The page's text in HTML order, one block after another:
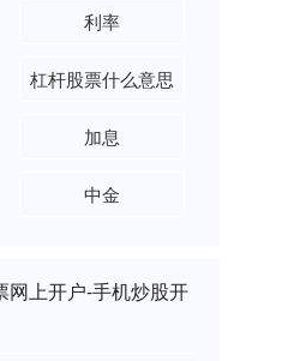
利率
杠杆股票什么意思
加息
中金
网上开户-手机炒股开